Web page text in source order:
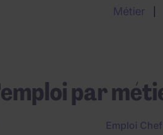
Métier
par
Emploi